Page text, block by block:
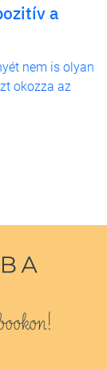
a
nem is olyan
okozza az